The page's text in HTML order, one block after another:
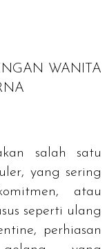
WANITA
salah satu
yang sering
atau
seperti ulang
perhiasan